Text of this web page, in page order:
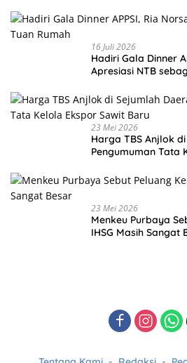
16 Juli 2026
Hadiri Gala Dinner
Apresiasi NTB
23 Mei 2026
Harga TBS Anjlok
Pengumuman Tata
23 Mei 2026
Menkeu Purbaya
IHSG Masih Sangat